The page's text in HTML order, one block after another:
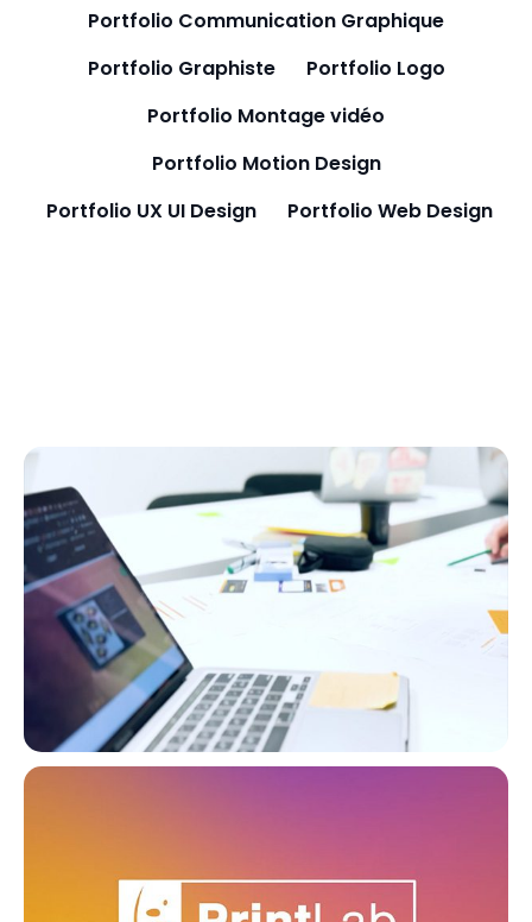
Portfolio Communication Graphique
Portfolio Graphiste
Portfolio Logo
Portfolio Montage vidéo
Portfolio Motion Design
Portfolio UX UI Design
Portfolio Web Design